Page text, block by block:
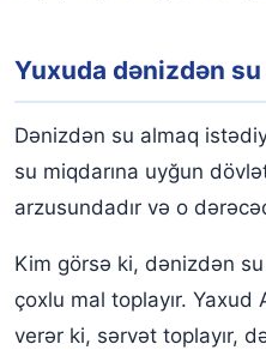
Yuxuda dənizdən
Dənizdən su almaq
su miqdarına uyğun
arzusundadır və o
Kim görsə ki, dənizdən
çoxlu mal toplayır.
verər ki, sərvət toplayır,